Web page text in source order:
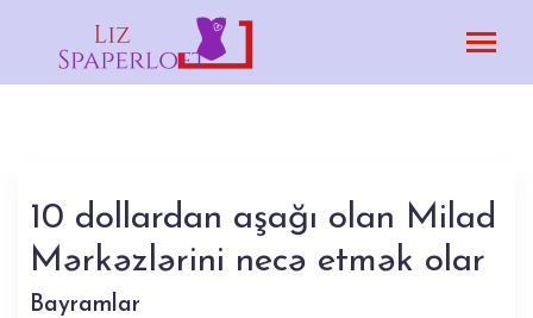
10 dollardan aşağı olan Milad
Mərkəzlərini necə etmək olar
Bayramlar